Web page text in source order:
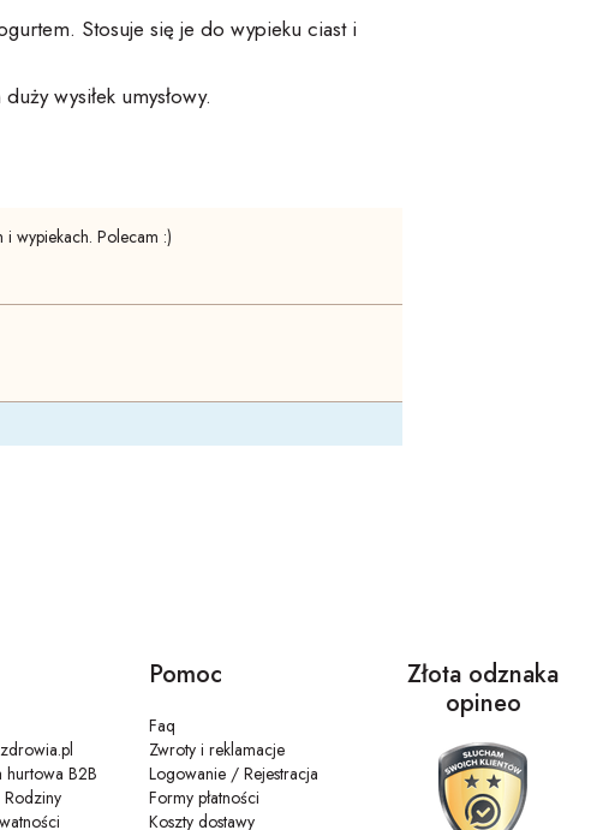
Stosuje się je do wypieku ciast i
wysiłek umysłowy.
i wypiekach. Polecam :)
hurtowa B2B
Pomoc
Faq
Zwroty i reklamacje
Logowanie / Rejestracja
Formy płatności
Koszty dostawy
Złota odznaka
opineo